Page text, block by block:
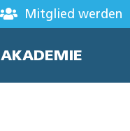
Mitglied werden
AKADEMIE